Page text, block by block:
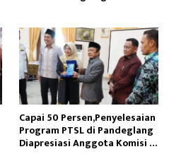
Capai 50 Persen,Penyelesaian
Program PTSL di Pandeglang
Diapresiasi Anggota Komisi II